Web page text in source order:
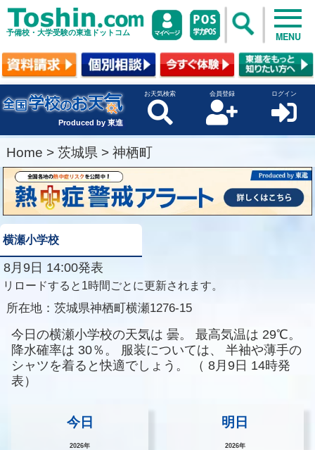
予備校・大学受験の東進ドットコム MENU
Produced by 東進
お天気検索 会員登録 ログイン
Home > 茨城県 > 神栖町
横瀬小学校
8月9日 14:00発表
リロードすると1時間ごとに更新されます。
所在地： 茨城県神栖町横瀬1276-15
今日の横瀬小学校の天気は 曇。 最高気温は 29℃。
降水確率は 30％。 服装については、
半袖や薄手の
シャツを着ると快適でしょう。
（ 8月9日 14時発
表）
今日
2026年
明日
2026年